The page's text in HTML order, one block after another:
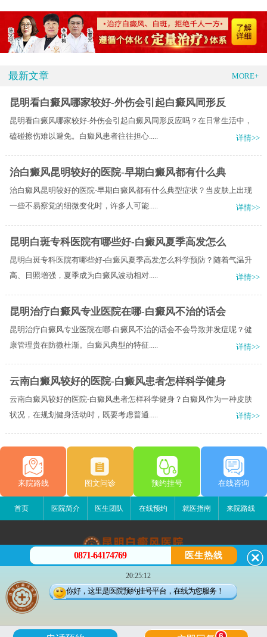
最新文章 MORE+
昆明看白癜风哪家较好-外伤会引起白癜风同形反
昆明看白癜风哪家较好-外伤会引起白癜风同形反应吗？在日常生活中，
磕碰擦伤难以避免。白癜风患者往往担心.....
详情>>
治白癜风昆明较好的医院-早期白癜风都有什么典
治白癜风昆明较好的医院-早期白癜风都有什么典型症状？当皮肤上出现
一些不易察觉的细微变化时，许多人可能.....
详情>>
昆明白斑专科医院有哪些好-白癜风夏季高发怎么
昆明白斑专科医院有哪些好-白癜风夏季高发怎么科学预防？随着气温升
高、日照增强，夏季成为白癜风波动相对.....
详情>>
昆明治疗白癜风专业医院在哪-白癜风不治的话会
昆明治疗白癜风专业医院在哪-白癜风不治的话会不会导致并发症呢？健
康管理贵在防微杜渐。白癜风典型的特征.....
详情>>
云南白癜风较好的医院-白癜风患者怎样科学健身
云南白癜风较好的医院-白癜风患者怎样科学健身？白癜风作为一种皮肤
状况，在规划健身活动时，既要考虑普通.....
详情>>
来院路线 图文问诊 预约挂号 在线咨询
首页 医院简介 医生团队 在线预约 就医指南 来院路线
昆明白癜风医院
昆明市五华区护国路2号
版权所有：昆明白癜风医院
滇公安备 53010202000563号
0871-64174769 医生热线
20:25:12
你好，这里是医院预约挂号平台，在线为您服务！